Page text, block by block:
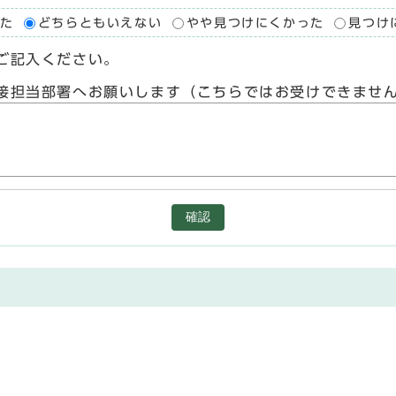
どちらともいえない やや見つけにくかった 見つけ
記入ください。
担当部署へお願いします（こちらではお受けできません
確認